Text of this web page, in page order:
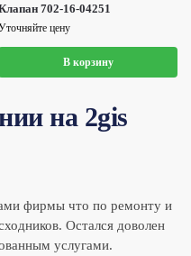
702-16-04251
цену
В корзину
на 2gis
фирмы что по ремонту и
Остался доволен
услугами.